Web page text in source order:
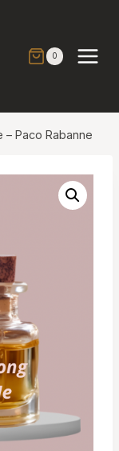
0
– Paco Rabanne